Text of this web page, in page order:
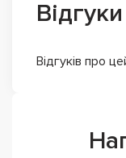
Відгуків про